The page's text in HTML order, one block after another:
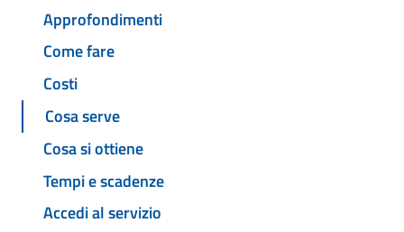
Approfondimenti
Come fare
Costi
Cosa serve
Cosa si ottiene
Tempi e scadenze
Accedi al servizio